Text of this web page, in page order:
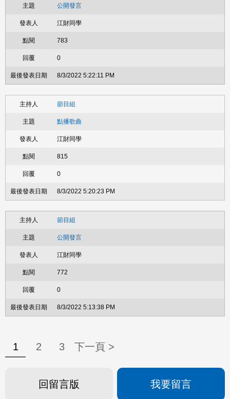
公開發言
江財同學
783
0
8/3/2022 5:22:11 PM
節目組
點播歌曲
江財同學
815
0
8/3/2022 5:20:23 PM
節目組
公開發言
江財同學
772
0
8/3/2022 5:13:38 PM
1 2 3 下一頁 >
回留言版 我要留言